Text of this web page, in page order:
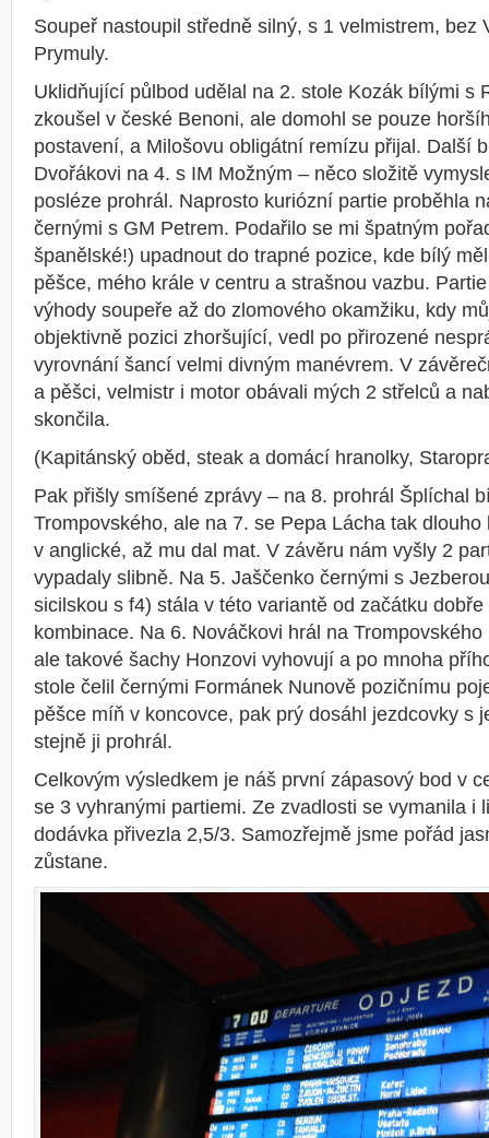
Soupeř nastoupil středně silný, s 1 velmistrem, bez
Prymuly.
Uklidňující půlbod udělal na 2. stole Kozák bílými s
zkoušel v české Benoni, ale domohl se pouze
postavení, a Milošovu obligátní remízu přijal. Další
Dvořákovi na 4. s IM Možným – něco složitě
posléze prohrál. Naprosto kuriózní partie proběhla
černými s GM Petrem. Podařilo se mi špatným
španělské!) upadnout do trapné pozice, kde bílý
pěšce, mého krále v centru a strašnou vazbu.
výhody soupeře až do zlomového okamžiku, kdy
objektivně pozici zhoršující, vedl po přirozené
vyrovnání šancí velmi divným manévrem. V
a pěšci, velmistr i motor obávali mých 2 střelců a
skončila.
(Kapitánský oběd, steak a domácí hranolky,
Pak přišly smíšené zprávy – na 8. prohrál Šplíchal
Trompovského, ale na 7. se Pepa Lácha tak
v anglické, až mu dal mat. V závěru nám vyšly 2
vypadaly slibně. Na 5. Jaščenko černými s
sicilskou s f4) stála v této variantě od začátku
kombinace. Na 6. Nováčkovi hrál na
ale takové šachy Honzovi vyhovují a po mnoha
stole čelil černými Formánek Nunově pozičnímu
pěšce míň v koncovce, pak prý dosáhl jezdcovky s
stejně ji prohrál.
Celkovým výsledkem je náš první zápasový bod v
se 3 vyhranými partiemi. Ze zvadlosti se vymanila i
dodávka přivezla 2,5/3. Samozřejmě jsme pořád
zůstane.